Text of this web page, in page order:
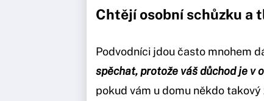
Chtějí osobní schůzku a
Podvodníci jdou často mnohem
spěchat, protože váš důchod je v
pokud vám u domu někdo